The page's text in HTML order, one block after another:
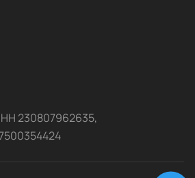
230807962635,